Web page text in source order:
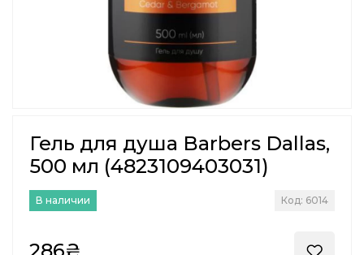
Гель для душа Barbers Dallas,
500 мл (4823109403031)
В наличии Код: 6014
286₴